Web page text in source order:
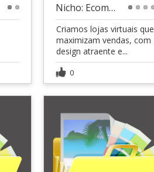
Nicho: Ecommerce
Criamos lojas virtuais que
maximizam vendas, com
design atraente e...
0